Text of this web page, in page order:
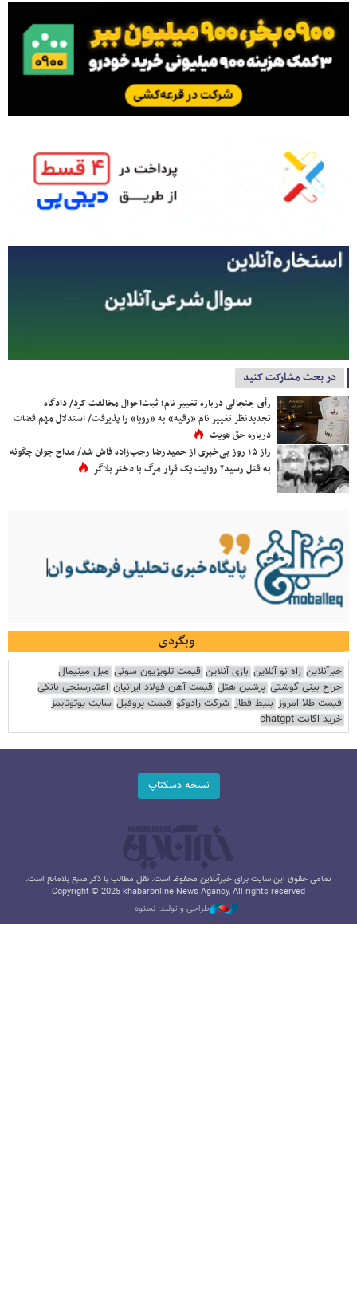
در بحث مشارکت کنید
رأی جنجالی درباره تغییر نام؛ ثبت‌احوال مخالفت کرد/ دادگاه
تجدیدنظر تغییر نام «رقیه» به «رویا» را پذیرفت/ استدلال مهم قضات
درباره حق هویت
راز ۱۵ روز بی‌خبری از حمیدرضا رجب‌زاده فاش شد/ مداح جوان چگونه
به قتل رسید؟ روایت یک قرار مرگ با دختر بلاگر
وبگردی
خبرآنلاین راه نو آنلاین بازی آنلاین قیمت تلویزیون سونی مبل مینیمال
جراح بینی گوشتی پرشین هتل قیمت آهن فولاد ایرانیان اعتبارسنجی بانکی
قیمت طلا امروز بلیط قطار شرکت رادوکو قیمت پروفیل سایت یوتوتایمز
خرید اکانت chatgpt
نسخه دسکتاپ
تمامی حقوق این سایت برای خبرآنلاین محفوظ است. نقل مطالب با ذکر منبع بلامانع است.
Copyright © 2025 khabaronline News Agancy, All rights reserved
طراحی و تولید: نستوه